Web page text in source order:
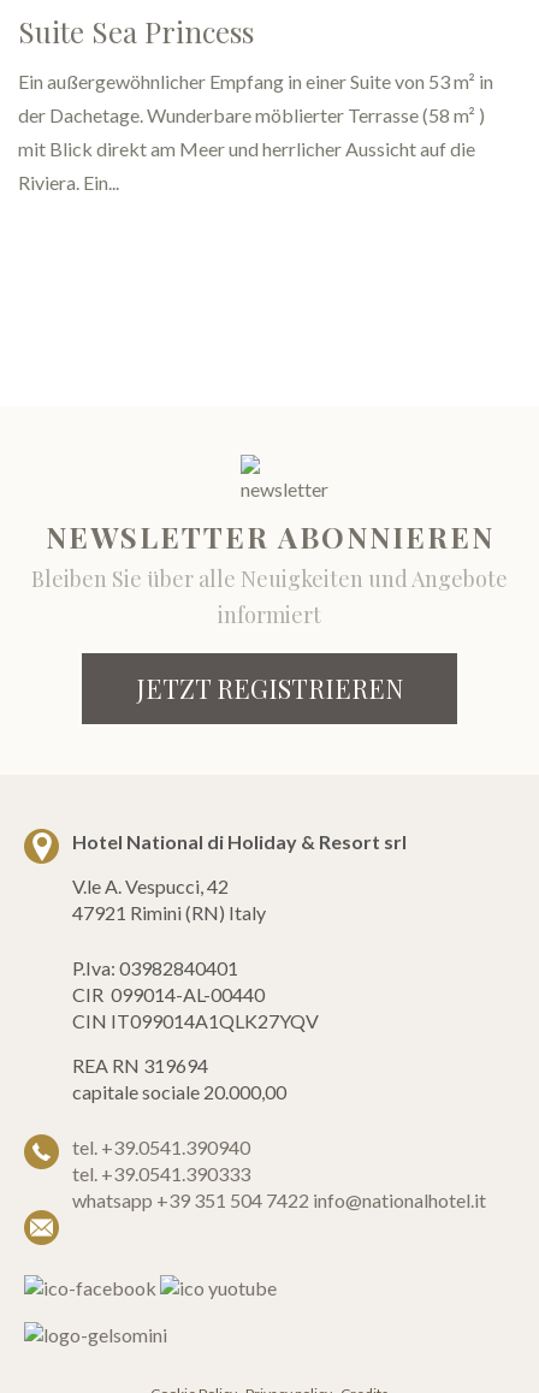
NEWSLETTER ABONNIEREN
Bleiben Sie über alle Neuigkeiten und Angebote
informiert
JETZT REGISTRIEREN
Hotel National di Holiday & Resort srl
V.le A. Vespucci, 42
47921 Rimini (RN) Italy
P.Iva: 03982840401
CIR 099014-AL-00440
CIN IT099014A1QLK27YQV
REA RN 319694
capitale sociale 20.000,00
tel. +39.0541.390940
tel. +39.0541.390333
whatsapp +39 351 504 7422 info@nationalhotel.it